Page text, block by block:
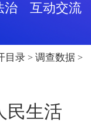
治 互动交流
目录 > 调查数据 >
民生活